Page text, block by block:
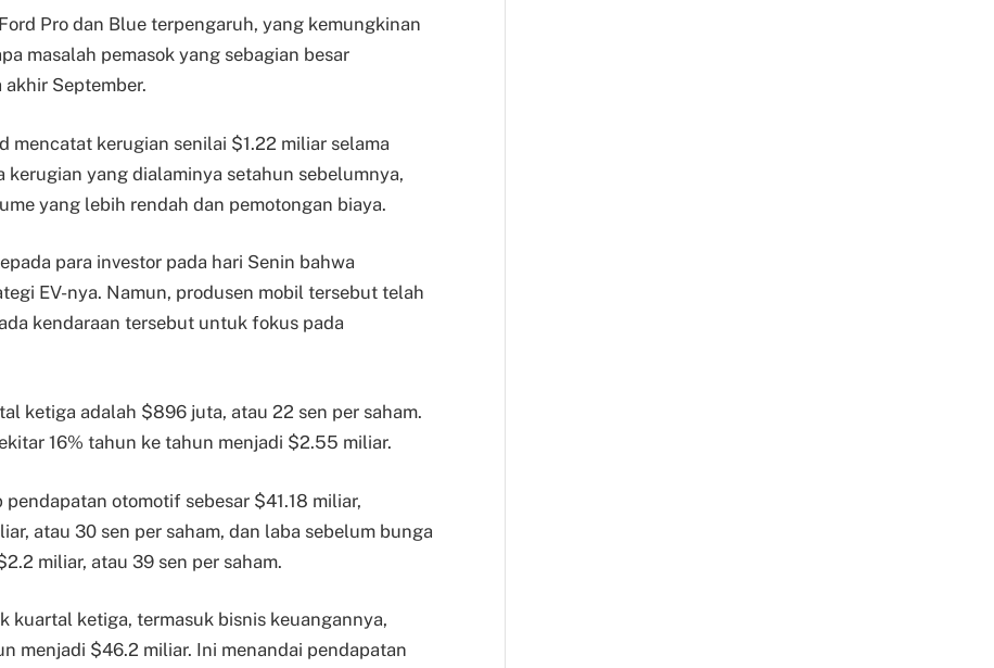
Pro dan Blue terpengaruh, yang kemungkinan
masalah pemasok yang sebagian besar
September.
mencatat kerugian senilai $1.22 miliar selama
yang dialaminya setahun sebelumnya,
yang lebih rendah dan pemotongan biaya.
para investor pada hari Senin bahwa
EV-nya. Namun, produsen mobil tersebut telah
kendaraan tersebut untuk fokus pada
ketiga adalah $896 juta, atau 22 sen per saham.
16% tahun ke tahun menjadi $2.55 miliar.
otomotif sebesar $41.18 miliar,
atau 30 sen per saham, dan laba sebelum bunga
miliar, atau 39 sen per saham.
kuartal ketiga, termasuk bisnis keuangannya,
menjadi $46.2 miliar. Ini menandai pendapatan